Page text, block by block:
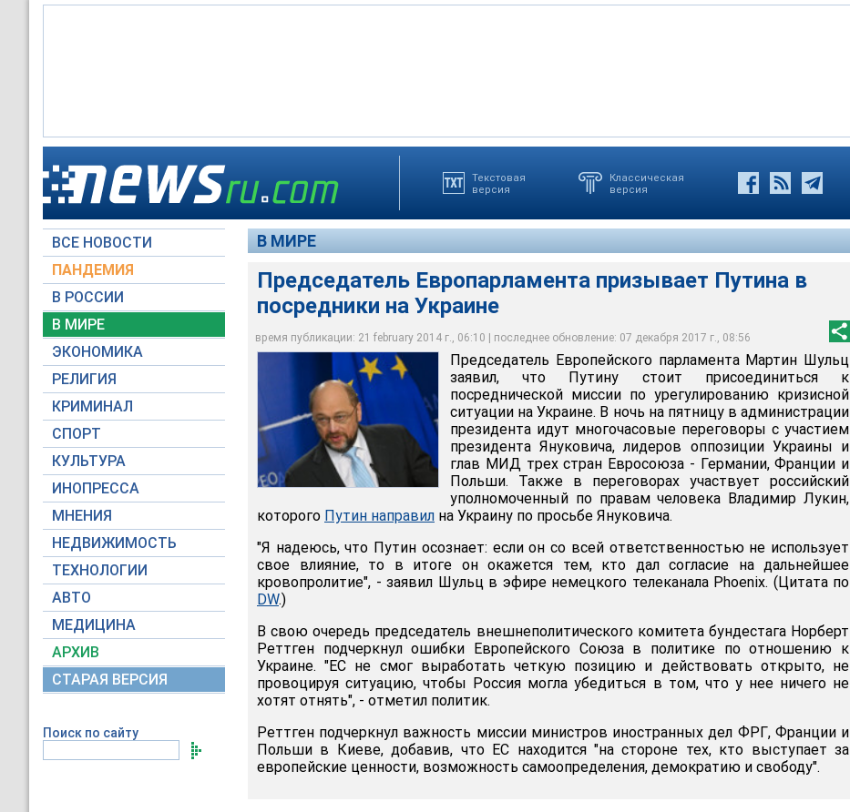
Текстовая
версия
Классическая
версия
ВСЕ НОВОСТИ
ПАНДЕМИЯ
В РОССИИ
В МИРЕ
ЭКОНОМИКА
РЕЛИГИЯ
КРИМИНАЛ
СПОРТ
КУЛЬТУРА
ИНОПРЕССА
МНЕНИЯ
НЕДВИЖИМОСТЬ
ТЕХНОЛОГИИ
АВТО
МЕДИЦИНА
АРХИВ
СТАРАЯ ВЕРСИЯ
Поиск по сайту
В МИРЕ
Председатель Европарламента призывает Путина в
посредники на Украине
время публикации: 21 february 2014 г., 06:10 | последнее обновление: 07 декабря 2017 г., 08:56
Председатель Европейского парламента Мартин Шульц заявил, что Путину стоит
присоединиться к посреднической миссии по урегулированию кризисной ситуации на
Украине
Global Look Press
Председатель Европейского парламента Мартин Шульц
заявил, что Путину стоит присоединиться к
посреднической миссии по урегулированию кризисной
ситуации на Украине. В ночь на пятницу в администрации
президента идут многочасовые переговоры с участием
президента Януковича, лидеров оппозиции Украины и
глав МИД трех стран Евросоюза - Германии, Франции и
Польши. Также в переговорах участвует российский
уполномоченный по правам человека Владимир Лукин,
которого Путин направил на Украину по просьбе Януковича.
"Я надеюсь, что Путин осознает: если он со всей ответственностью не использует
свое влияние, то в итоге он окажется тем, кто дал согласие на дальнейшее
кровопролитие", - заявил Шульц в эфире немецкого телеканала Phoenix. (Цитата по
DW.)
В свою очередь председатель внешнеполитического комитета бундестага Норберт
Реттген подчеркнул ошибки Европейского Союза в политике по отношению к
Украине. "ЕС не смог выработать четкую позицию и действовать открыто, не
провоцируя ситуацию, чтобы Россия могла убедиться в том, что у нее ничего не
хотят отнять", - отметил политик.
Реттген подчеркнул важность миссии министров иностранных дел ФРГ, Франции и
Польши в Киеве, добавив, что ЕС находится "на стороне тех, кто выступает за
европейские ценности, возможность самоопределения, демократию и свободу".